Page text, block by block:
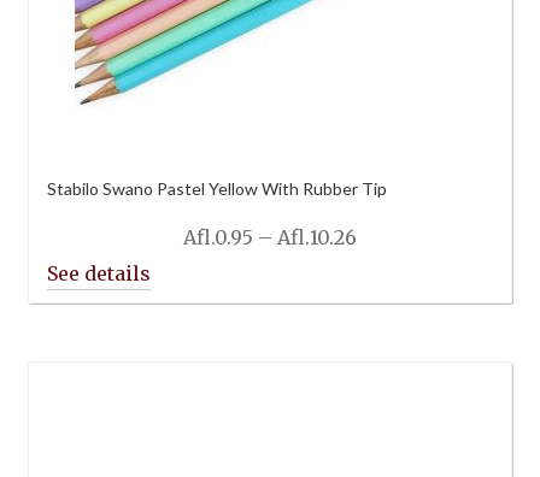
Stabilo Swano Pastel Yellow With Rubber Tip
Afl.0.95 – Afl.10.26